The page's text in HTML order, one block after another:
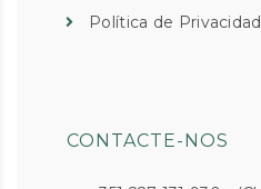
Política de
CONTACTE-NOS